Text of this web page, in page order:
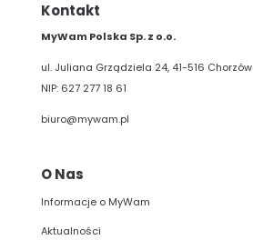
Kontakt
MyWam Polska Sp. z o.o.
ul. Juliana Grządziela 24, 41-516 Chorzów
NIP: 627 277 18 61
biuro@mywam.pl
O Nas
Informacje o MyWam
Aktualności